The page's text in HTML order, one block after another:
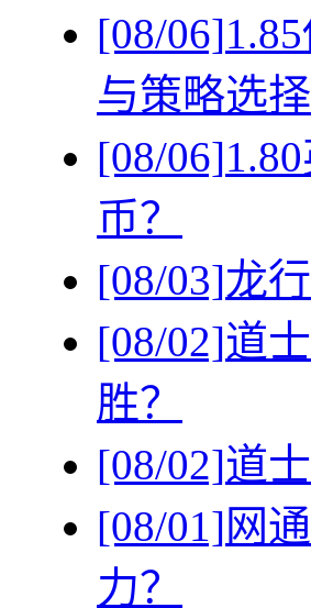
[08/06]
与策略选择
[08/06]
币？
[08/03]龙
[08/02]道
胜？
[08/02]道
[08/01]网
力？